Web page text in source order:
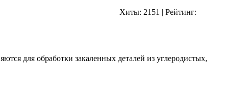
Хиты: 2151 | Рейтинг:
для обработки закаленных деталей из углеродистых,